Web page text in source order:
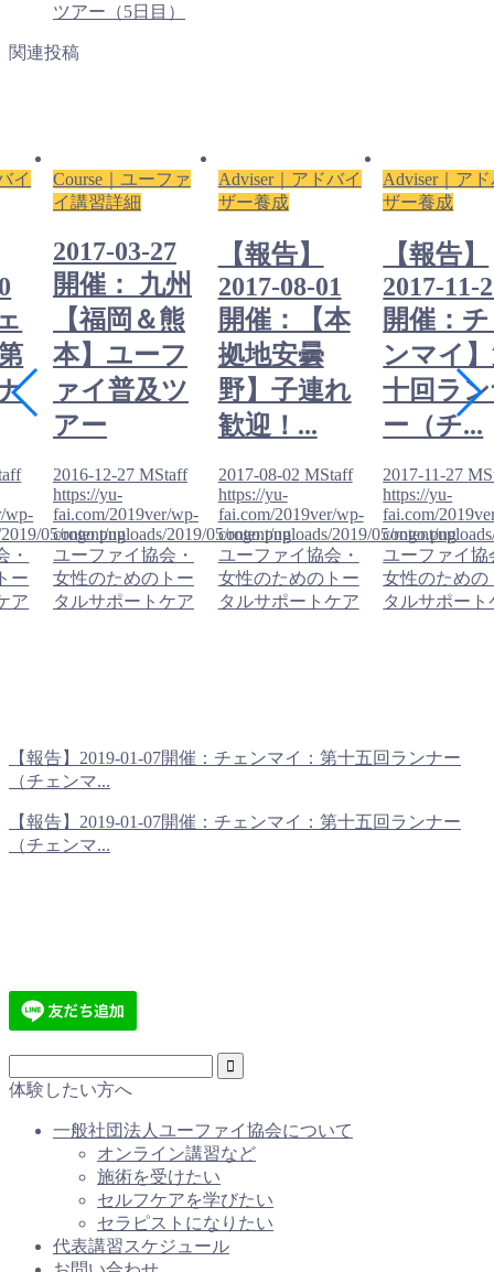
ツアー（5日目）
関連投稿
イ
wp-
05/rogo.png
・
ー
ア
Course｜ユーファ
イ講習詳細
2017-03-27
開催： 九州
【福岡＆熊
本】ユーフ
ァイ普及ツ
アー
2016-12-27 MStaff
https://yu-
fai.com/2019ver/wp-
content/uploads/2019/05/rogo.png
ユーファイ協会・
女性のためのトー
タルサポートケア
Adviser｜アドバイ
ザー養成
【報告】
2017-08-01
開催：【本
拠地安曇
野】子連れ
歓迎！...
2017-08-02 MStaff
https://yu-
fai.com/2019ver/wp-
content/uploads/2019/05/rogo.png
ユーファイ協会・
女性のためのトー
タルサポートケア
Adviser｜ア
ザー養成
【報告】
2017-11-
開催：
ンマイ
十回ラ
ー（チ...
2017-11-27
https://yu-
fai.com/
content/
ユーファイ協
女性のための
タルサポート
【報告】2019-01-07開催：チェンマイ：第十五回ランナー
（チェンマ...
【報告】2019-01-07開催：チェンマイ：第十五回ランナー
（チェンマ...
体験したい方へ
一般社団法人ユーファイ協会について
オンライン講習など
施術を受けたい
セルフケアを学びたい
セラピストになりたい
代表講習スケジュール